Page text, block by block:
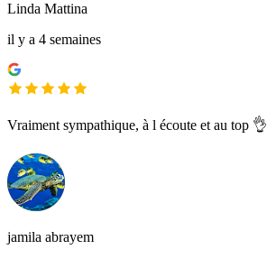
Linda Mattina
il y a 4 semaines
Vraiment sympathique, à l écoute et au top 👌
jamila abrayem